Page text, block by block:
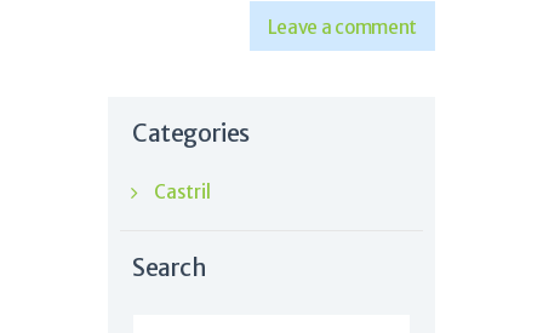
Categories
Castril
Search